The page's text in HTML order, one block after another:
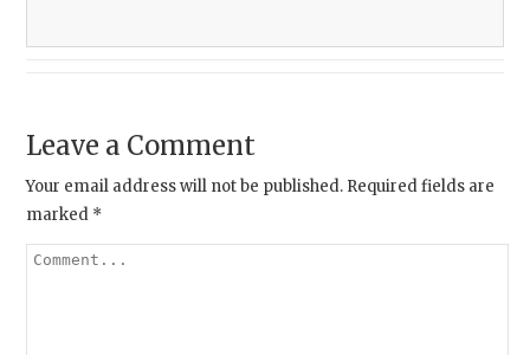
Leave a Comment
Your email address will not be published. Required fields are
marked *